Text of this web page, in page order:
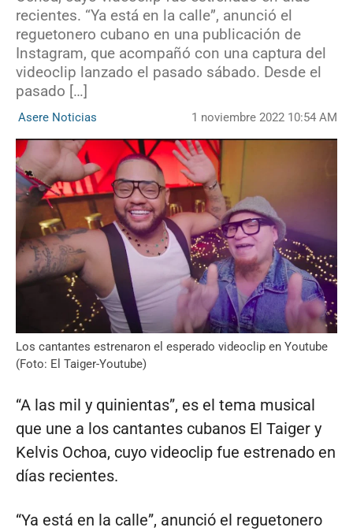
recientes. “Ya está en la calle”, anunció el
reguetonero cubano en una publicación de
Instagram, que acompañó con una captura del
videoclip lanzado el pasado sábado. Desde el
pasado […]
Asere Noticias 1 noviembre 2022 10:54 AM
Los cantantes estrenaron el esperado videoclip en Youtube
(Foto: El Taiger-Youtube)
“A las mil y quinientas”, es el tema musical
que une a los cantantes cubanos El Taiger y
Kelvis Ochoa, cuyo videoclip fue estrenado en
días recientes.
“Ya está en la calle”, anunció el reguetonero